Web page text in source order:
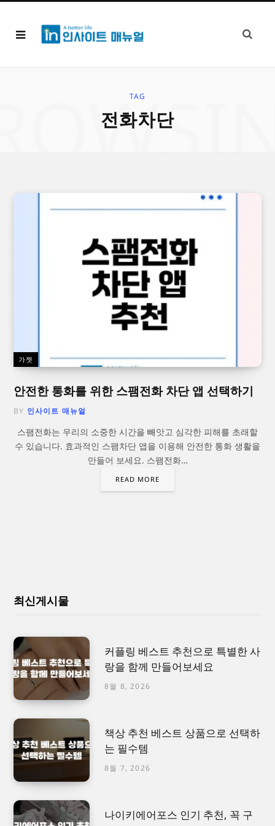
TAG
전화차단
가젯
안전한 통화를 위한 스팸전화 차단 앱 선택하기
BY 인사이트 매뉴얼
스팸전화는 우리의 소중한 시간을 빼앗고 심각한 피해를 초래할
수 있습니다. 효과적인 스팸차단 앱을 이용해 안전한 통화 생활을
만들어 보세요. 스팸전화…
READ MORE
최신게시물
커플링 베스트 추천으로 특별한 사
랑을 함께 만들어보세요
8월 8, 2026
책상 추천 베스트 상품으로 선택하
는 필수템
8월 7, 2026
나이키에어포스 인기 추천, 꼭 구